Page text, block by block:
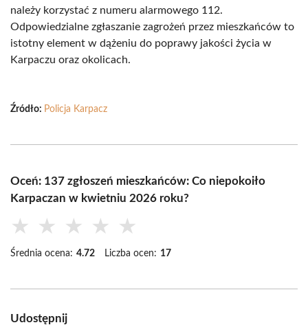
należy korzystać z numeru alarmowego 112.
Odpowiedzialne zgłaszanie zagrożeń przez mieszkańców to
istotny element w dążeniu do poprawy jakości życia w
Karpaczu oraz okolicach.
Źródło: Policja Karpacz
Oceń: 137 zgłoszeń mieszkańców: Co niepokoiło
Karpaczan w kwietniu 2026 roku?
★ ★ ★ ★ ★
Średnia ocena: 4.72 Liczba ocen: 17
Udostępnij